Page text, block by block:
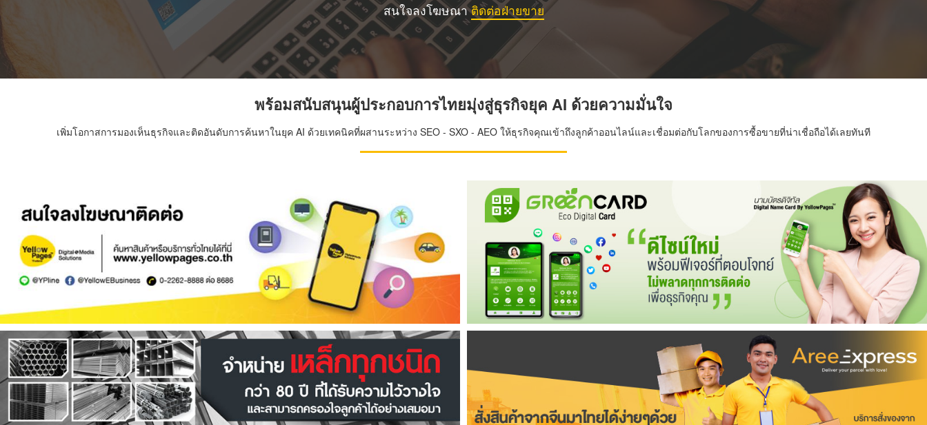
สนใจลงโฆษณาติดต่อฝ่ายขาย
พร้อมสนับสนุนผู้ประกอบการไทยมุ่งสู่ธุรกิจยุค AI ด้วยความมั่นใจ
เพิ่มโอกาสการมองเห็นธุรกิจและติดอันดับการค้นหาในยุค AI ด้วยเทคนิคที่ผสานระหว่าง SEO - SXO - AEO ให้ธุรกิจคุณเข้าถึงลูกค้าออนไลน์และเชื่อมต่อกับโลกของการซื้อขายที่น่าเชื่อถือได้เลยทันที